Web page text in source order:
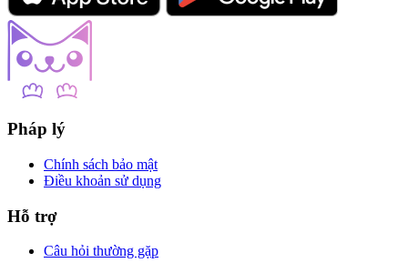
Pháp lý
Chính sách bảo mật
Điều khoản sử dụng
Hỗ trợ
Câu hỏi thường gặp